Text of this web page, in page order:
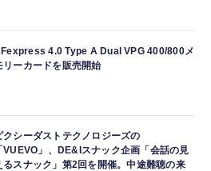
4.0 Type A Dual VPG 400/800メ
リーカードを販売開始
クシーダストテクノロジーズの
「VUEVO」、DE&Iスナック企画「会話の見
るスナック」第2回を開催。中途難聴の来